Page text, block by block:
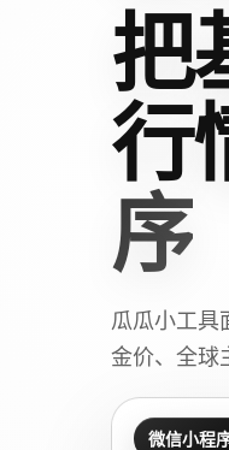
把
行
序
瓜瓜小工具
金价、全球
微信小程